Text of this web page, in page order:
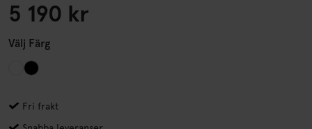
5 190 kr
Välj Färg
Fri frakt